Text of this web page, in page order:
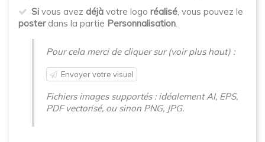
Si vous avez déjà votre logo réalisé, vous pouvez le
posterdans la partie Personnalisation.
Pour cela merci de cliquer sur (voir plus haut) :
Envoyer votre visuel
Fichiers images supportés : idéalement AI, EPS,
PDF vectorisé, ou sinon PNG, JPG.